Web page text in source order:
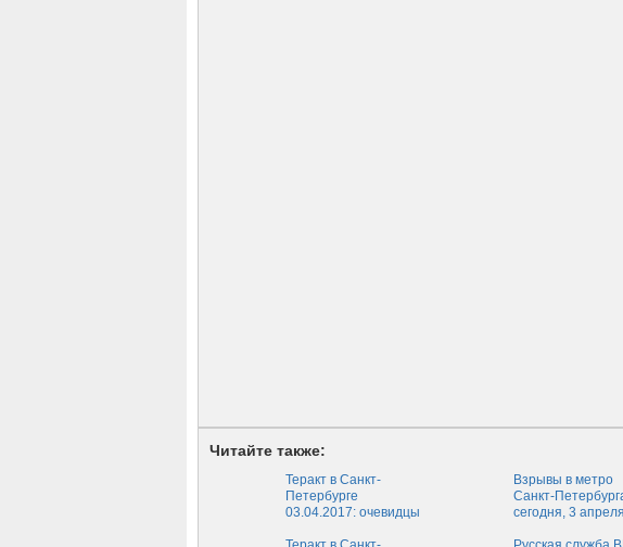
Читайте также:
Теракт в Санкт-
Петербурге
03.04.2017: очевидцы
Взрывы в метро
Санкт-
сегодня, 3